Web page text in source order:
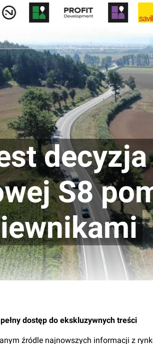
S8
dostęp do ekskluzywnych treści
źródle najnowszych informacji z